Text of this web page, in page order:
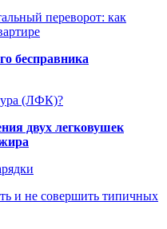
переворот: как
бесправника
(ЛФК)?
двух легковушек
и не совершить типичных